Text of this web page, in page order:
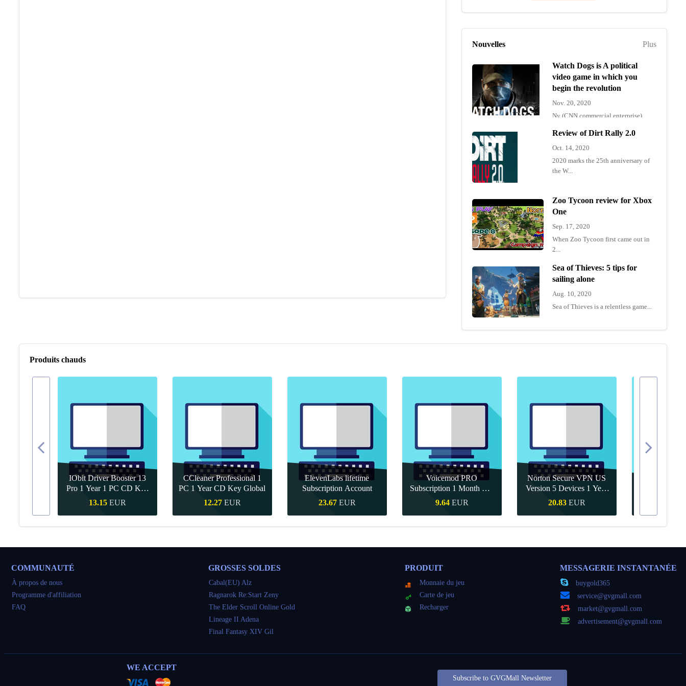
Plus
Nouvelles
Watch Dogs is A political
video game in which you
begin the revolution
Nov. 20, 2020
Ny (CNN commercial enterprise)
Review of Dirt Rally 2.0
Oct. 14, 2020
2020 marks the 25th anniversary of
the W...
Zoo Tycoon review for Xbox
One
Sep. 17, 2020
When Zoo Tycoon first came out in
2...
Sea of Thieves: 5 tips for
sailing alone
Aug. 10, 2020
Sea of Thieves is a relentless game...
Produits chauds
IObit Driver Booster 13
Pro 1 Year 1 PC CD Key
Global
13.15 EUR
Achat rapide
CCleaner Professional 1
PC 1 Year CD Key Global
12.27 EUR
Achat rapide
ElevenLabs lifetime
Subscription Account
23.67 EUR
Achat rapide
Voicemod PRO
Subscription 1 Month CD
Key Global
9.64 EUR
Achat rapide
Norton Secure VPN US
Version 5 Devices 1 Year
CD Key
20.83 EUR
Achat rapide Achat
COMMUNAUTÉ
À propos de nous
Programme d'affiliation
FAQ
GROSSES SOLDES
Cabal(EU) Alz
Ragnarok Re:Start Zeny
The Elder Scroll Online Gold
Lineage II Adena
Final Fantasy XIV Gil
PRODUIT
Monnaie du jeu
Carte de jeu
Recharger
MESSAGERIE INSTANTANÉE
buygold365
service@gvgmall.com
market@gvgmall.com
advertisement@gvgmall.com
WE ACCEPT
Subscribe to GVGMall Newsletter